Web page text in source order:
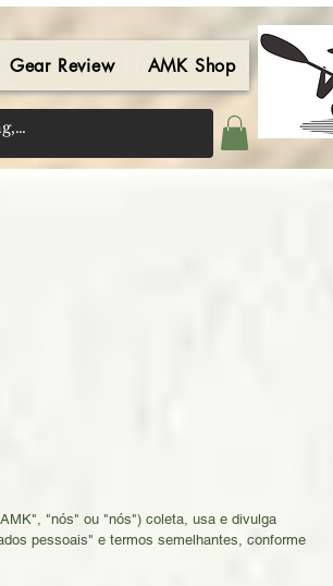
Gear Review AMK Shop Contact
"nós" ou "nós") coleta, usa e divulga
pessoais" e termos semelhantes, conforme